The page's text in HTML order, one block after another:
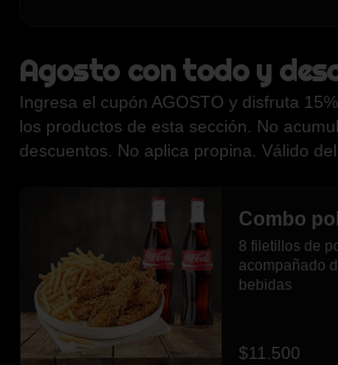
Agosto con todo y
Ingresa el cupón AGOSTO y disfruta
los productos de esta sección. No
descuentos. No aplica propina. Válido
Combo
8 filetillos de
acompañado
bebidas
$11.500